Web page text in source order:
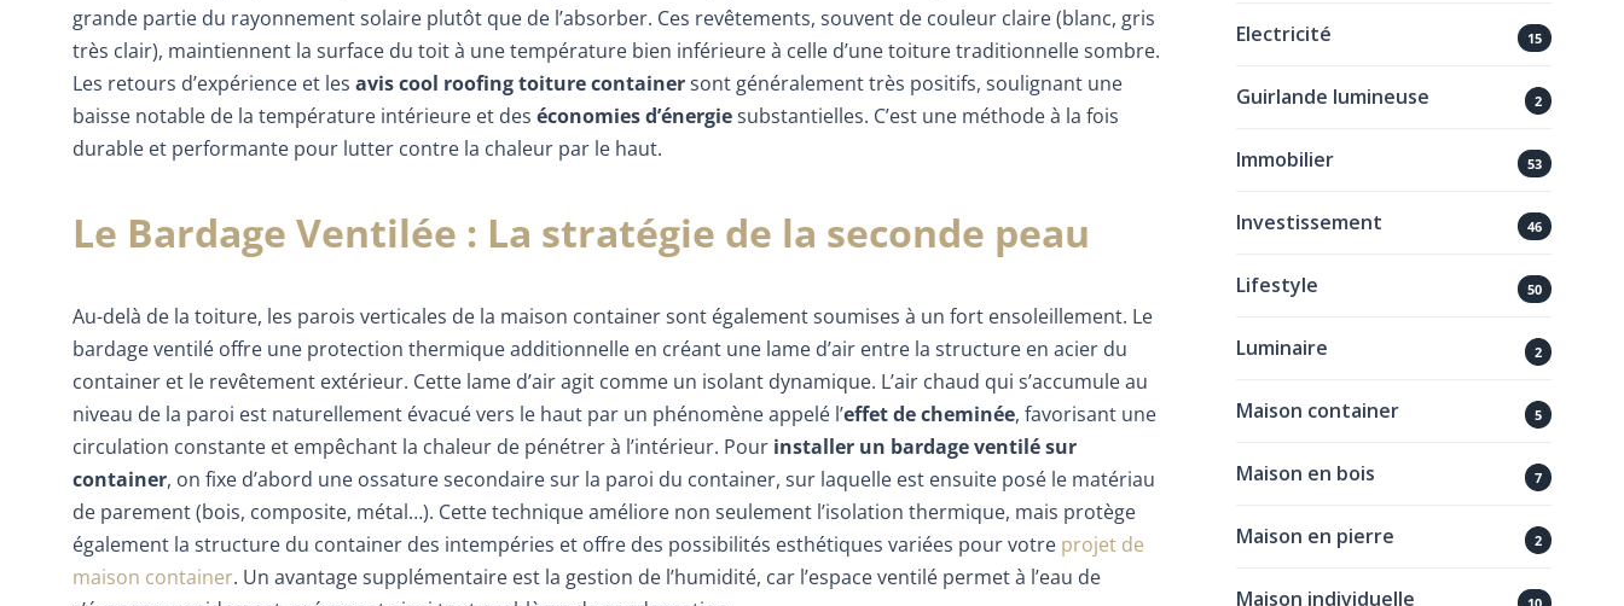
grande partie du rayonnement solaire plutôt que de l’absorber. Ces revêtements, souvent de couleur claire (blanc, gris
très clair), maintiennent la surface du toit à une température bien inférieure à celle d’une toiture traditionnelle sombre.
Les retours d’expérience et les avis cool roofing toiture containersont généralement très positifs, soulignant une
baisse notable de la température intérieure et des économies d’énergiesubstantielles. C’est une méthode à la fois
durable et performante pour lutter contre la chaleur par le haut.
Le Bardage Ventilée : La stratégie de la seconde peau
Au-delà de la toiture, les parois verticales de la maison container sont également soumises à un fort ensoleillement. Le
bardage ventilé offre une protection thermique additionnelle en créant une lame d’air entre la structure en acier du
container et le revêtement extérieur. Cette lame d’air agit comme un isolant dynamique. L’air chaud qui s’accumule au
niveau de la paroi est naturellement évacué vers le haut par un phénomène appelé l’effet de cheminée, favorisant une
circulation constante et empêchant la chaleur de pénétrer à l’intérieur. Pour installer un bardage ventilé sur
container, on fixe d’abord une ossature secondaire sur la paroi du container, sur laquelle est ensuite posé le matériau
de parement (bois, composite, métal…). Cette technique améliore non seulement l’isolation thermique, mais protège
également la structure du container des intempéries et offre des possibilités esthétiques variées pour votre projet de
maison container. Un avantage supplémentaire est la gestion de l’humidité, car l’espace ventilé permet à l’eau de
Electricité 15
Guirlande lumineuse 2
Immobilier 53
Investissement 46
Lifestyle 50
Luminaire 2
Maison container 5
Maison en bois 7
Maison en pierre 2
Maison individuelle